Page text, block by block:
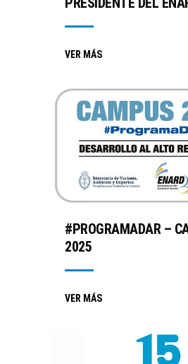
VER MÁS
#PROGRAMADAR –
2025
VER MÁS